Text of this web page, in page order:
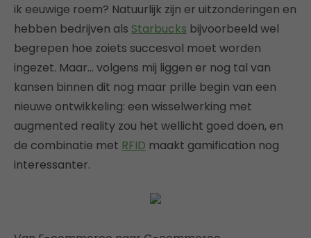
ik eeuwige roem? Natuurlijk zijn er uitzonderingen en
hebben bedrijven als Starbucks bijvoorbeeld wel
begrepen hoe zoiets succesvol moet worden
ingezet. Maar… volgens mij liggen er nog tal van
kansen binnen dit nog maar prille begin van een
nieuwe ontwikkeling: een wisselwerking met
augmented reality zou het wellicht goed doen, en
de combinatie met RFID maakt gamification nog
interessanter.